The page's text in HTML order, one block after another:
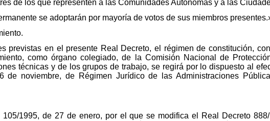
de los que representen a las Comunidades Autónomas y a las
se adoptarán por mayoría de votos de sus miembros
previstas en el presente Real Decreto, el régimen de constitución,
como órgano colegiado, de la Comisión Nacional de
técnicas y de los grupos de trabajo, se regirá por lo dispuesto al
de noviembre, de Régimen Jurídico de las Administraciones
1995, de 27 de enero, por el que se modifica el Real Decreto